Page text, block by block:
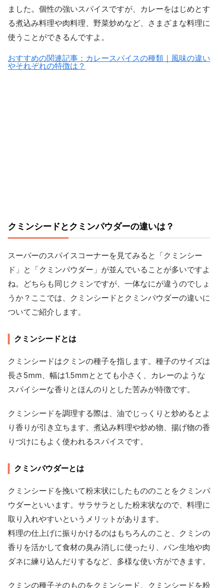
ました。個性の強いスパイスですが、カレーをはじめとす
る煮込み料理や肉料理、野菜炒めなど、さまざまな料理に
使うことができるんですよ。
おすすめの関連記事：カレースパイスの種類｜風味の違い
やそれぞれの特徴は？
クミンシードとクミンパウダーの違いは？
スーパーのスパイスコーナーを見てみると「クミンシー
ド」と「クミンパウダー」が並んでいることが多いですよ
ね。どちらも同じクミンですが、一体なにが違うのでしょ
うか？ここでは、クミンシードとクミンパウダーの違いに
ついてご紹介します。
クミンシードとは
クミンシードはクミンの種子を指します。種子のサイズは
長さ5mm、幅は1.5mmととても小さく、カレーのような
スパイシーな香りとほんのりとした苦みが特徴です。
クミンシードを調理する際は、油でじっくりと炒めるとよ
り香りが引き立ちます。煮込み料理や炒め物、揚げ物の香
りづけにもよく使われるスパイスです。
クミンパウダーとは
クミンシードを挽いて粉末状にしたもののことをクミンパ
ウダーといいます。サラサラとした粉末状なので、料理に
取り入れやすいというメリットがあります。
料理の仕上げに振りかけるのはもちろんのこと、クミンの
香りを活かして食材の臭み消しに使ったり、パン生地や肉
ダネに練り込んだりするなど、多様な使い方ができます。
クミンの種子そのものをクミンシード、クミンシードを粉